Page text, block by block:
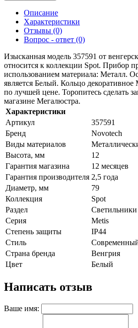
Описание
Характеристики
Отзывы (0)
Вопрос - ответ (0)
Изысканная модель 357591 от
относится к коллекции Spot. Прибор
использованием материала: Металл.
является Белый. Кольцо декоративное
по лучшей цене. Торопитесь сделать
магазине Мегалюстра.
Характеристики
Артикул
357591
Бренд
Novotech
Виды материалов
Высота, мм
12
Гарантия магазина
12 месяцев
Гарантия производителя 2,5 года
Диаметр, мм
79
Коллекция
Spot
Раздел
Светильники
Серия
Metis
Степень защиты
IP44
Стиль
Страна бренда
Венгрия
Цвет
Белый
Написать отзыв
Ваше имя: